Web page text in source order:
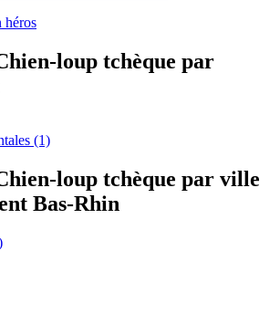
héros
loup tchèque par
(1)
loup tchèque par ville
Bas-Rhin